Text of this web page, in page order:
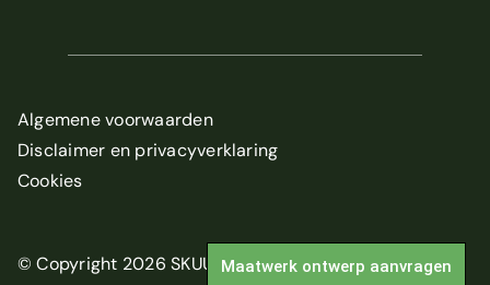
Algemene voorwaarden
Disclaimer en privacyverklaring
Cookies
© Copyright 2026 SKUURMaatwerk ontwerp aanvragen